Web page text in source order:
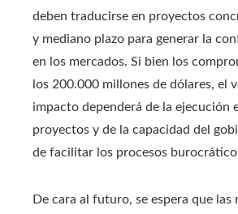
deben traducirse en proyectos
y mediano plazo para generar la
en los mercados. Si bien los
los 200.000 millones de dólares, el
impacto dependerá de la ejecución
proyectos y de la capacidad del
de facilitar los procesos
De cara al futuro, se espera que las